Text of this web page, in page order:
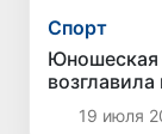
Спорт
Юношеская
Азии19 июля